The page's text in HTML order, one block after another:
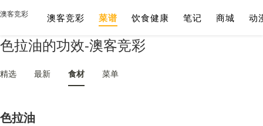
色拉油的功效-澳客竞彩
澳客竞彩 澳客竞彩 菜谱 饮食健康 笔记 商城 动
精选 最新 食材 菜单
色拉油